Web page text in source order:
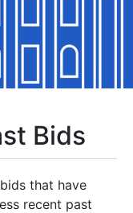
Bids
that have
recent past